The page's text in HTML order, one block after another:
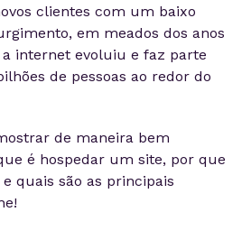
clientes com um baixo
em meados dos anos
internet evoluiu e faz parte
de pessoas ao redor do
de maneira bem
é hospedar um site, por que
quais são as principais